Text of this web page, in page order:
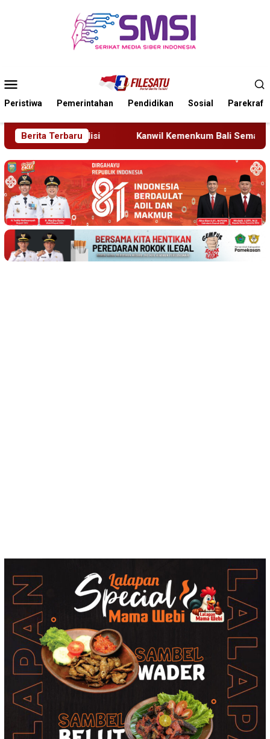
Mobile
Peristiwa Pemerintahan Pendidikan Sosial Parekraf
Berita Terbaru
Kanwil Kemenkum Bali Semarakkan Hari Pengayoman ke-81